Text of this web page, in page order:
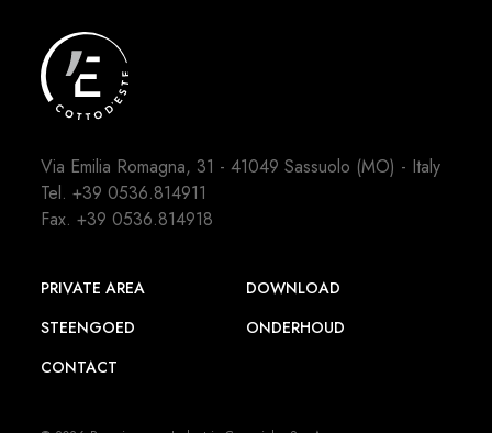
Via Emilia Romagna, 31 - 41049 Sassuolo (MO) - Italy
Tel.+39 0536.814911
Fax. +39 0536.814918
PRIVATE AREA
DOWNLOAD
STEENGOED
ONDERHOUD
CONTACT